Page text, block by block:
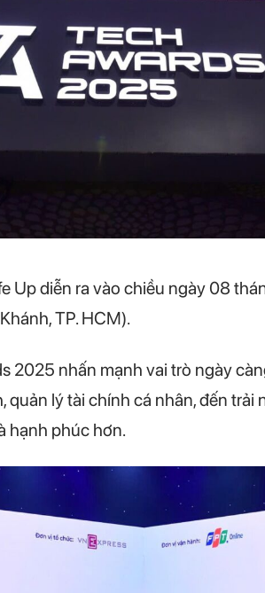
Up diễn ra vào chiều ngày 08
TP. HCM).
2025 nhấn mạnh vai trò ngày
lý tài chính cá nhân, đến trải
hạnh phúc hơn.